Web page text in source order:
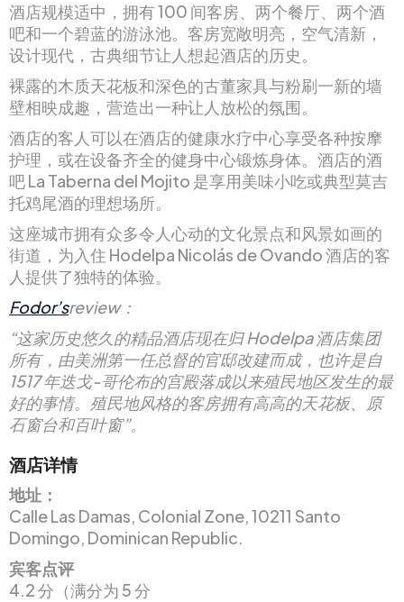
酒店规模适中，拥有 100 间客房、两个餐厅、两个酒
吧和一个碧蓝的游泳池。客房宽敞明亮，空气清新，
设计现代，古典细节让人想起酒店的历史。
裸露的木质天花板和深色的古董家具与粉刷一新的墙
壁相映成趣，营造出一种让人放松的氛围。
酒店的客人可以在酒店的健康水疗中心享受各种按摩
护理，或在设备齐全的健身中心锻炼身体。酒店的酒
吧 La Taberna del Mojito 是享用美味小吃或典型莫吉
托鸡尾酒的理想场所。
这座城市拥有众多令人心动的文化景点和风景如画的
街道，为入住 Hodelpa Nicolás de Ovando 酒店的客
人提供了独特的体验。
Fodor’sreview：
“这家历史悠久的精品酒店现在归 Hodelpa 酒店集团
所有，由美洲第一任总督的官邸改建而成，也许是自
1517 年迭戈-哥伦布的宫殿落成以来殖民地区发生的最
好的事情。殖民地风格的客房拥有高高的天花板、原
石窗台和百叶窗”。
酒店详情
地址：
Calle Las Damas, Colonial Zone, 10211 Santo
Domingo, Dominican Republic.
宾客点评
4.2 分（满分为 5 分